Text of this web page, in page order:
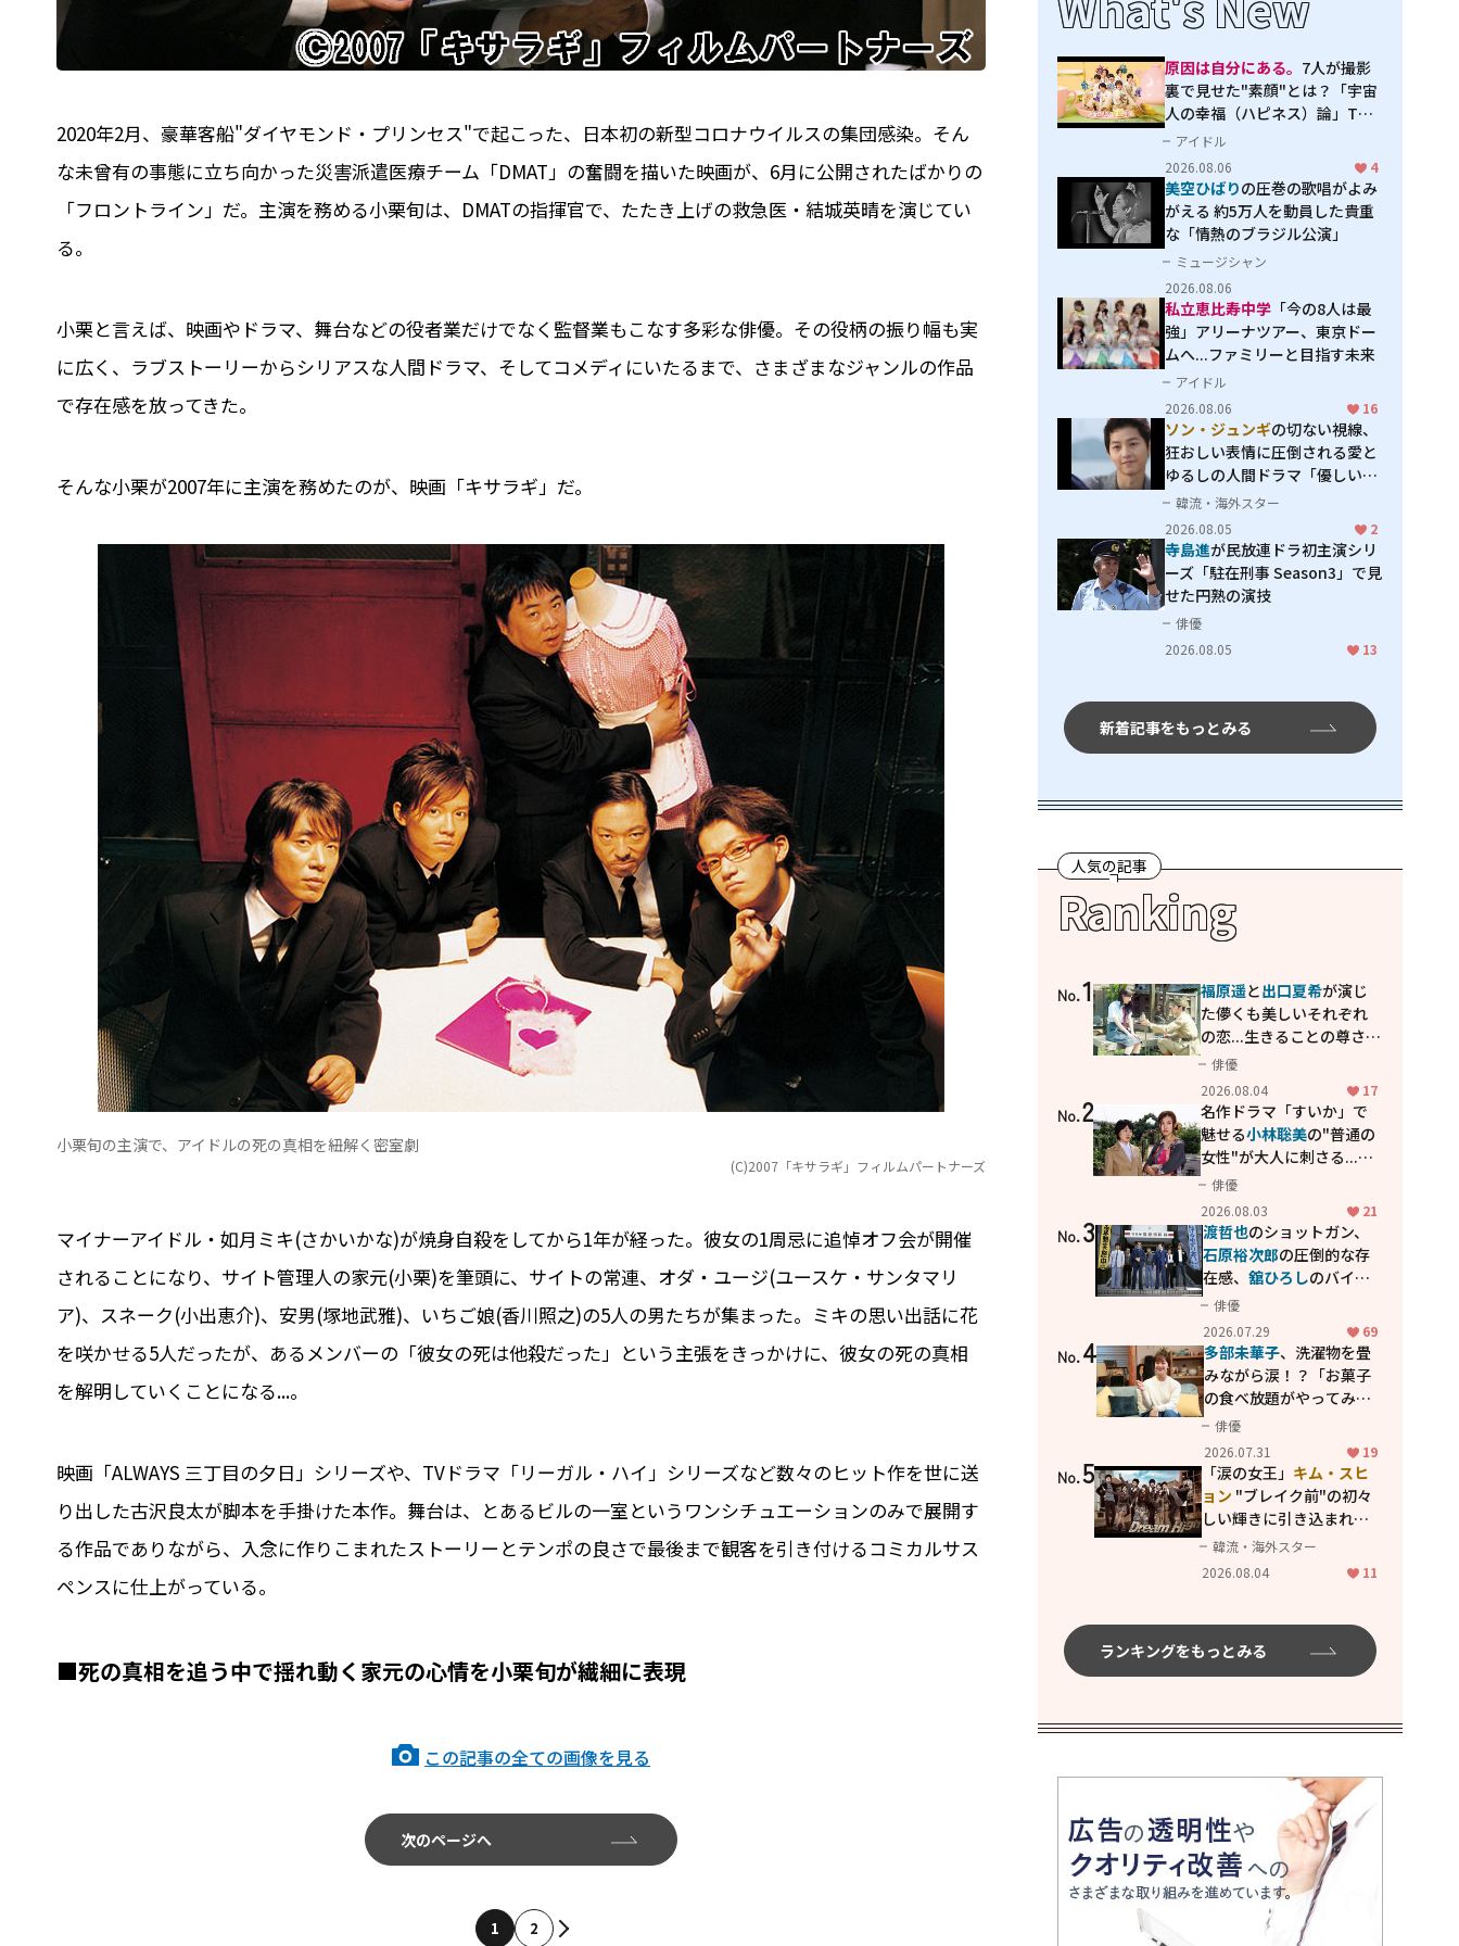
2020年2月、豪華客船"ダイヤモンド・プリンセス"で起こった、日本初の新型コロナウイルスの集団感染。そん
な未曾有の事態に立ち向かった災害派遣医療チーム「DMAT」の奮闘を描いた映画が、6月に公開されたばかりの
「フロントライン」だ。主演を務める小栗旬は、DMATの指揮官で、たたき上げの救急医・結城英晴を演じてい
る。
小栗と言えば、映画やドラマ、舞台などの役者業だけでなく監督業もこなす多彩な俳優。その役柄の振り幅も実
に広く、ラブストーリーからシリアスな人間ドラマ、そしてコメディにいたるまで、さまざまなジャンルの作品
で存在感を放ってきた。
そんな小栗が2007年に主演を務めたのが、映画「キサラギ」だ。
小栗旬の主演で、アイドルの死の真相を紐解く密室劇
(C)2007「キサラギ」フィルムパートナーズ
マイナーアイドル・如月ミキ(さかいかな)が焼身自殺をしてから1年が経った。彼女の1周忌に追悼オフ会が開催
されることになり、サイト管理人の家元(小栗)を筆頭に、サイトの常連、オダ・ユージ(ユースケ・サンタマリ
ア)、スネーク(小出恵介)、安男(塚地武雅)、いちご娘(香川照之)の5人の男たちが集まった。ミキの思い出話に花
を咲かせる5人だったが、あるメンバーの「彼女の死は他殺だった」という主張をきっかけに、彼女の死の真相
を解明していくことになる...。
映画「ALWAYS 三丁目の夕日」シリーズや、TVドラマ「リーガル・ハイ」シリーズなど数々のヒット作を世に送
り出した古沢良太が脚本を手掛けた本作。舞台は、とあるビルの一室というワンシチュエーションのみで展開す
る作品でありながら、入念に作りこまれたストーリーとテンポの良さで最後まで観客を引き付けるコミカルサス
ペンスに仕上がっている。
■死の真相を追う中で揺れ動く家元の心情を小栗旬が繊細に表現
この記事の全ての画像を見る
次のページへ
1 2
原因は自分にある。 7人が撮影
裏で見せた"素顔"とは？「宇宙
人の幸福（ハピネス）論」THE
MAKING
アイドル
2026.08.06
4
美空ひばりの圧巻の歌唱がよみ
がえる 約5万人を動員した貴重
な「情熱のブラジル公演」
ミュージシャン
2026.08.06
私立恵比寿中学 「今の8人は最
強」アリーナツアー、東京ドー
ムへ...ファミリーと目指す未来
アイドル
2026.08.06
16
ソン・ジュンギの切ない視線、
狂おしい表情に圧倒される――愛と
ゆるしの人間ドラマ「優しい
男」
韓流・海外スター
2026.08.05
2
寺島進が民放連ドラ初主演シリ
ーズ「駐在刑事 Season3」で見
せた円熟の演技
俳優
2026.08.05
13
新着記事をもっとみる
人気の記事
Ranking
No.1 福原遥と出口夏希が演じ
た儚くも美しいそれぞれ
の恋...生きることの尊さを
教えてくれた映画「あの
花が咲く丘で、君とまた出
会えたら。」
俳優
2026.08.04
17
No.2
名作ドラマ「すいか」で
魅せる小林聡美の"普通の
女性"が大人に刺さる...映
画「かもめ食堂」にも通
じる静かな芝居
俳優
2026.08.03
21
No.3 渡哲也のショットガン、
石原裕次郎の圧倒的な存
在感、舘ひろしのバイク
アクション！"大門軍
団"のカッコよさが詰まっ
た「西部警察 PART-II」
俳優
2026.07.29
69
No.4 多部未華子、洗濯物を畳
みながら涙！？「お菓子
の食べ放題がやってみた
い」ハンディファン4台の
暑さ対策も明かす
俳優
2026.07.31
19
No.5 「涙の女王」 キム・スヒ
ョン "ブレイク前"の初々
しい輝きに引き込まれ
る...2PM テギョン
共演の青春名作「ドリー
韓流・海外スター
2026.08.04
11
ランキングをもっとみる